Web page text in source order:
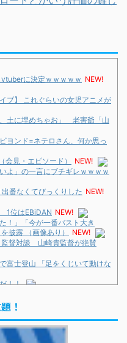
vtuberに決定ｗｗｗｗｗ NEW!
ブ】 これぐらいの女児アニメが
、土に埋めちゃお」 老害爺「山
ヨンド=ネテロさん、何か思っ
会見・エピソード）
NEW!
よ」の一言にブチギレｗｗｗｗ
番なくてびっくりした NEW!
1位はEBiDAN NEW!
！」「今が一番バスト大き
披露 （画像あり）
NEW!
監督対談 山崎貴監督が絶賛
富士登山 「足をくじいて動けな
！！
すぎじゃねないか？
富士登山 「足をくじいて動けな
務当局が指摘するも修正に応
！